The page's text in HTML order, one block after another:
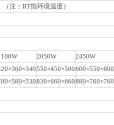
注：RT指环境温度）
2050W
2450W
550×450×500600×550×600
830×660×660880×760×760